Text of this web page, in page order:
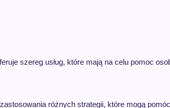
szereg usług, które mają na celu pomoc
różnych strategii, które mogą